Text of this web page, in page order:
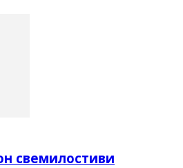
свемилостиви